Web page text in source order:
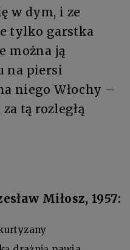
w dym, i ze
tylko garstka
można ją
na piersi
niego Włochy –
tą rozległą
Miłosz, 1957: